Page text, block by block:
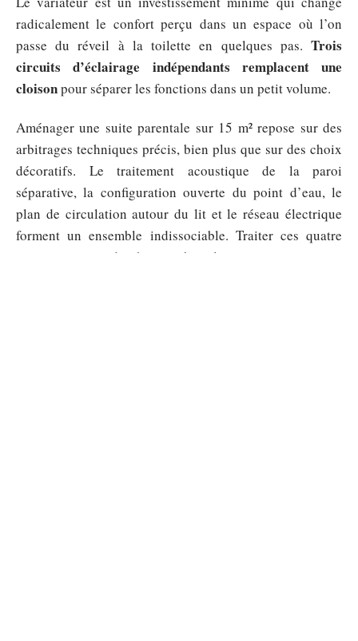
radicalement le confort perçu dans un espace où l’on
passe du réveil à la toilette en quelques pas. Trois
circuits d’éclairage indépendants remplacent une
cloisonpour séparer les fonctions dans un petit volume.
Aménager une suite parentale sur 15 m² repose sur des
arbitrages techniques précis, bien plus que sur des choix
décoratifs. Le traitement acoustique de la paroi
séparative, la configuration ouverte du point d’eau, le
plan de circulation autour du lit et le réseau électrique
forment un ensemble indissociable. Traiter ces quatre
sujets en amont du chantier évite les reprises et garantit